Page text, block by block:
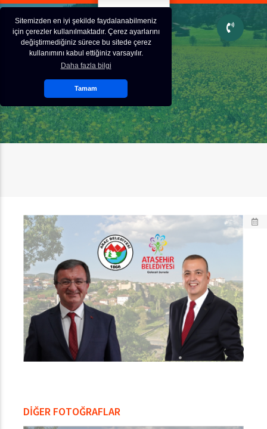
Sitemizden en iyi şekilde faydalanabilmeniz
için çerezler kullanılmaktadır. Çerez ayarlarını
değiştirmediğiniz sürece bu sitede çerez
kullanımını kabul ettiğiniz varsayılır.
Daha fazla bilgi
Tamam
DİĞER FOTOĞRAFLAR